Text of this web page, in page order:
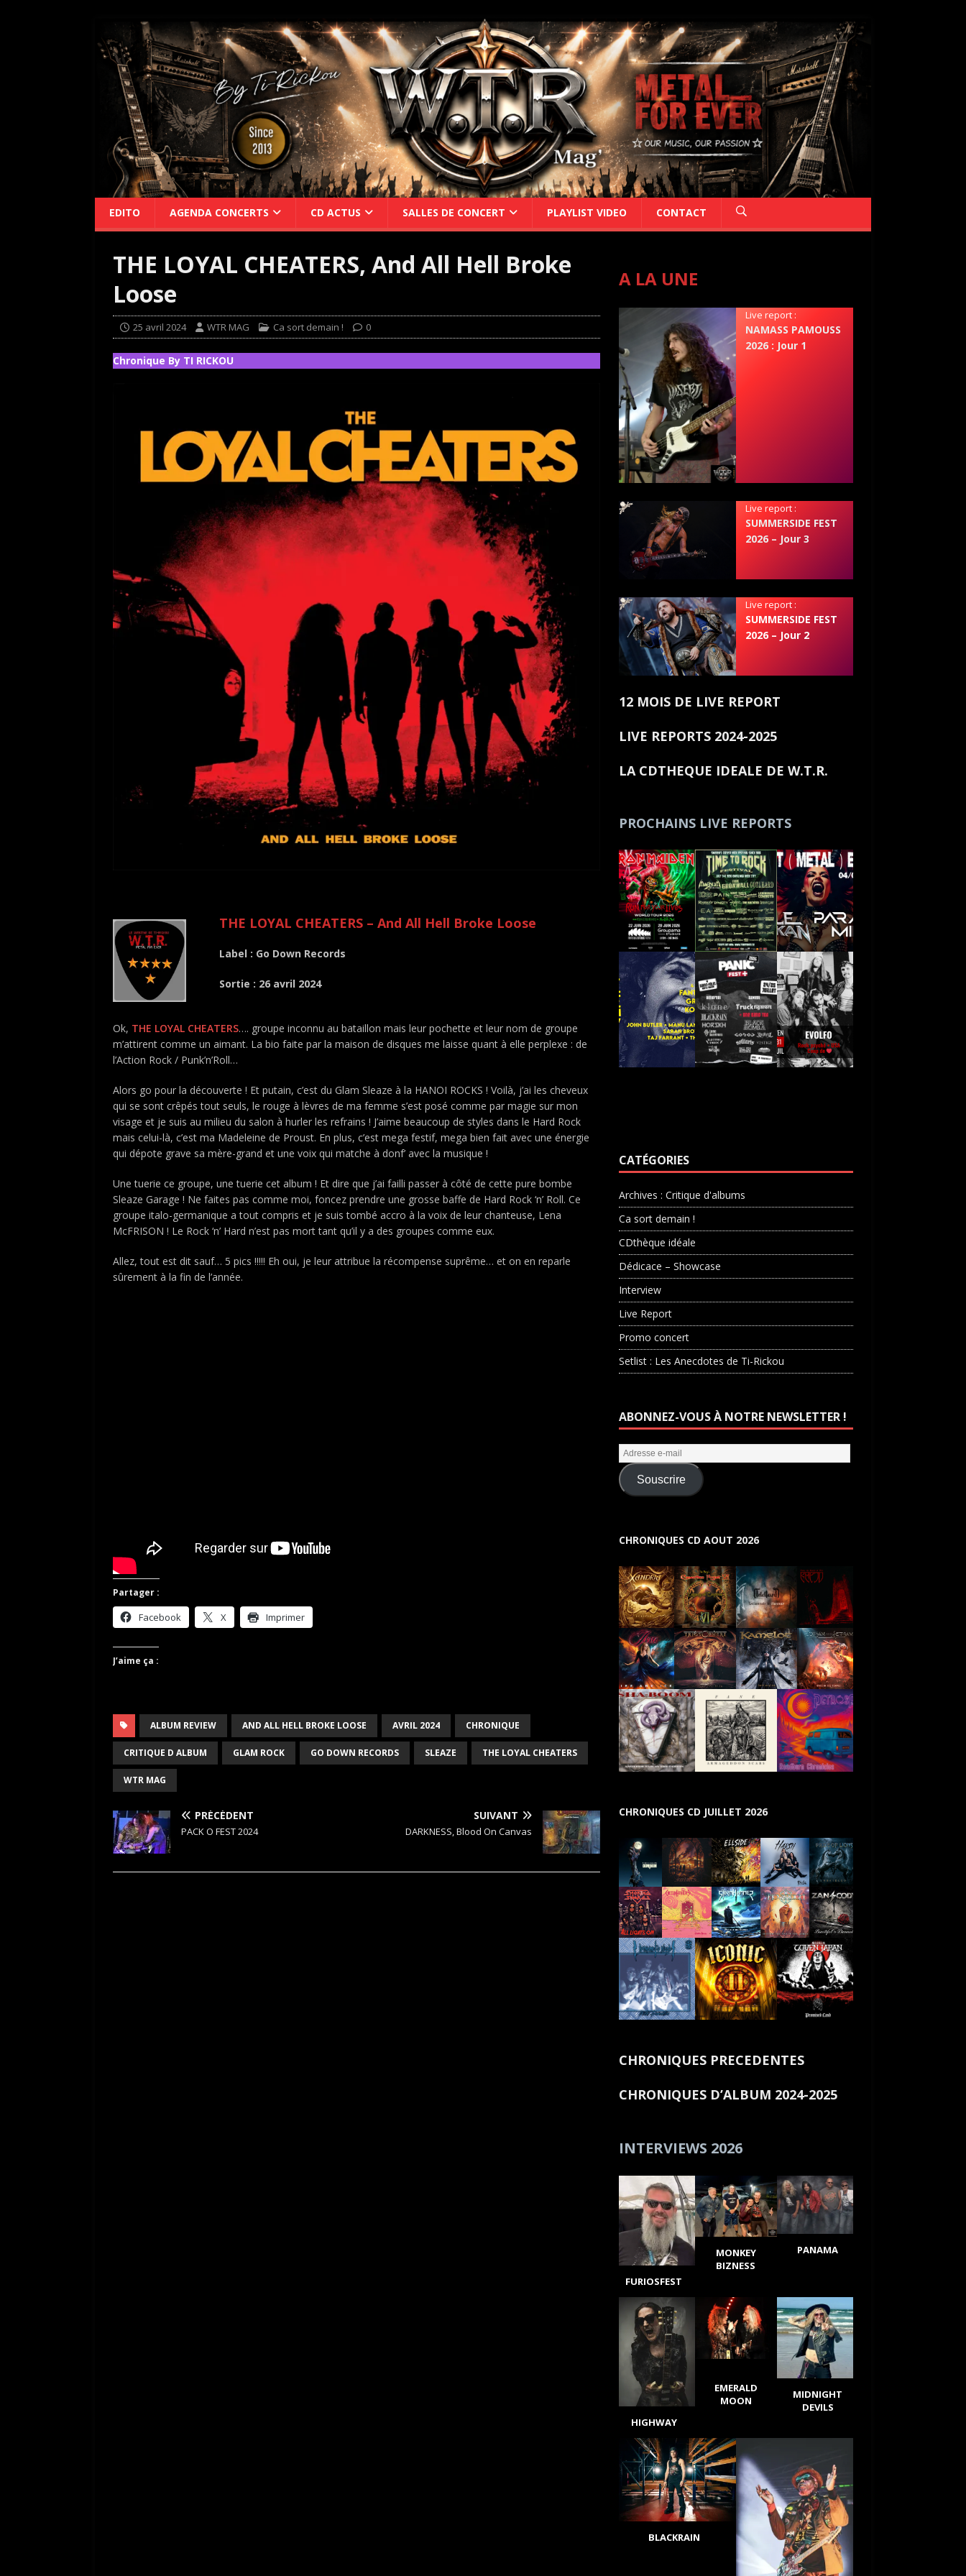
EDITO AGENDA CONCERTS CD ACTUS SALLES DE CONCERT PLAYLIST VIDEO CONTACT
THE LOYAL CHEATERS, And All Hell Broke
Loose
25 avril 2024 WTR MAG Ca sort demain ! 0
Chronique By TI RICKOU
THE LOYAL CHEATERS – And All Hell Broke Loose
Label : Go Down Records
Sortie : 26 avril 2024
Ok, THE LOYAL CHEATERS…. groupe inconnu au bataillon mais leur pochette et leur nom de groupe
m’attirent comme un aimant. La bio faite par la maison de disques me laisse quant à elle perplexe : de
l’Action Rock / Punk’n’Roll…
Alors go pour la découverte ! Et putain, c’est du Glam Sleaze à la HANOI ROCKS ! Voilà, j’ai les cheveux
qui se sont crêpés tout seuls, le rouge à lèvres de ma femme s’est posé comme par magie sur mon
visage et je suis au milieu du salon à hurler les refrains ! J’aime beaucoup de styles dans le Hard Rock
mais celui-là, c’est ma Madeleine de Proust. En plus, c’est mega festif, mega bien fait avec une énergie
qui dépote grave sa mère-grand et une voix qui matche à donf’ avec la musique !
Une tuerie ce groupe, une tuerie cet album ! Et dire que j’ai failli passer à côté de cette pure bombe
Sleaze Garage ! Ne faites pas comme moi, foncez prendre une grosse baffe de Hard Rock ‘n’ Roll. Ce
groupe italo-germanique a tout compris et je suis tombé accro à la voix de leur chanteuse, Lena
McFRISON ! Le Rock ‘n’ Hard n’est pas mort tant qu’il y a des groupes comme eux.
Allez, tout est dit sauf… 5 pics !!!!! Eh oui, je leur attribue la récompense suprême… et on en reparle
sûrement à la fin de l’année.
Partager :
Facebook X Imprimer
J’aime ça :
ALBUM REVIEW AND ALL HELL BROKE LOOSE AVRIL 2024 CHRONIQUE
CRITIQUE D ALBUM GLAM ROCK GO DOWN RECORDS SLEAZE THE LOYAL CHEATERS
WTR MAG
PRÉCÉDENT
PACK O FEST 2024
SUIVANT
DARKNESS, Blood On Canvas
A LA UNE
Live report :
NAMASS PAMOUSS
2026 : Jour 1
Live report :
SUMMERSIDE FEST
2026 – Jour 3
Live report :
SUMMERSIDE FEST
2026 – Jour 2
12 MOIS DE LIVE REPORT
LIVE REPORTS 2024-2025
LA CDTHEQUE IDEALE DE W.T.R.
PROCHAINS LIVE REPORTS
CATÉGORIES
Archives : Critique d'albums
Ca sort demain !
CDthèque idéale
Dédicace – Showcase
Interview
Live Report
Promo concert
Setlist : Les Anecdotes de Ti-Rickou
ABONNEZ-VOUS À NOTRE NEWSLETTER !
Souscrire
CHRONIQUES CD AOUT 2026
CHRONIQUES CD JUILLET 2026
CHRONIQUES PRECEDENTES
CHRONIQUES D’ALBUM 2024-2025
INTERVIEWS 2026
FURIOSFEST
MONKEY
BIZNESS
PANAMA
HIGHWAY
EMERALD
MOON
MIDNIGHT
DEVILS
BLACKRAIN